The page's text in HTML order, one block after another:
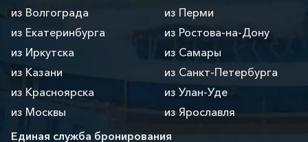
из Волгограда
из Екатеринбурга
из Иркутска
из Казани
из Красноярска
из Москвы
из Перми
из Ростова-на-Дону
из Самары
из Санкт-Петербурга
из Улан-Уде
из Ярославля
Единая служба бронирования